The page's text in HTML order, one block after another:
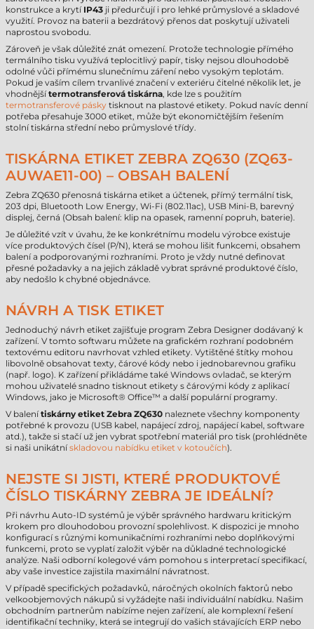
konstrukce a krytí IP43 ji předurčují i pro lehké průmyslové a skladové
využití. Provoz na baterii a bezdrátový přenos dat poskytují uživateli
naprostou svobodu.
Zároveň je však důležité znát omezení. Protože technologie přímého
termálního tisku využívá teplocitlivý papír, tisky nejsou dlouhodobě
odolné vůči přímému slunečnímu záření nebo vysokým teplotám.
Pokud je vaším cílem trvanlivé značení v exteriéru čitelné několik let, je
vhodnějšítermotransferová tiskárna, kde lze s použitím
termotransferové pásky tisknout na plastové etikety. Pokud navíc denní
potřeba přesahuje 3000 etiket, může být ekonomičtějším řešením
stolní tiskárna střední nebo průmyslové třídy.
TISKÁRNA ETIKET ZEBRA ZQ630 (ZQ63-
AUWAE11-00) – OBSAH BALENÍ
Zebra ZQ630 přenosná tiskárna etiket a účtenek, přímý termální tisk,
203 dpi, Bluetooth Low Energy, Wi-Fi (802.11ac), USB Mini-B, barevný
displej, černá (Obsah balení: klip na opasek, ramenní popruh, baterie).
Je důležité vzít v úvahu, že ke konkrétnímu modelu výrobce existuje
více produktových čísel (P/N), která se mohou lišit funkcemi, obsahem
balení a podporovanými rozhraními. Proto je vždy nutné definovat
přesné požadavky a na jejich základě vybrat správné produktové číslo,
aby nedošlo k chybné objednávce.
NÁVRH A TISK ETIKET
Jednoduchý návrh etiket zajišťuje program Zebra Designer dodávaný k
zařízení. V tomto softwaru můžete na grafickém rozhraní podobném
textovému editoru navrhovat vzhled etikety. Vytištěné štítky mohou
libovolně obsahovat texty, čárové kódy nebo i jednobarevnou grafiku
(např. logo). K zařízení přikládáme také Windows ovladač, se kterým
mohou uživatelé snadno tisknout etikety s čárovými kódy z aplikací
Windows, jako je Microsoft® Office™ a další populární programy.
V balenítiskárny etiket Zebra ZQ630 naleznete všechny komponenty
potřebné k provozu (USB kabel, napájecí zdroj, napájecí kabel, software
atd.), takže si stačí už jen vybrat spotřební materiál pro tisk (prohlédněte
si naši unikátnískladovou nabídku etiket v kotoučích).
NEJSTE SI JISTI, KTERÉ PRODUKTOVÉ
ČÍSLO TISKÁRNY ZEBRA JE IDEÁLNÍ?
Při návrhu Auto-ID systémů je výběr správného hardwaru kritickým
krokem pro dlouhodobou provozní spolehlivost. K dispozici je mnoho
konfigurací s různými komunikačními rozhraními nebo doplňkovými
funkcemi, proto se vyplatí založit výběr na důkladné technologické
analýze. Naši odborní kolegové vám pomohou s interpretací specifikací,
aby vaše investice zajistila maximální návratnost.
V případě specifických požadavků, náročných okolních faktorů nebo
velkoobjemových nákupů si vyžádejte naši individuální nabídku. Našim
obchodním partnerům nabízíme nejen zařízení, ale komplexní řešení
identifikační techniky, která se integrují do vašich stávajících ERP nebo